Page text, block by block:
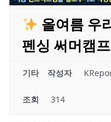
올여름 우
펜싱 써머캠
기타 작성자
조회 314